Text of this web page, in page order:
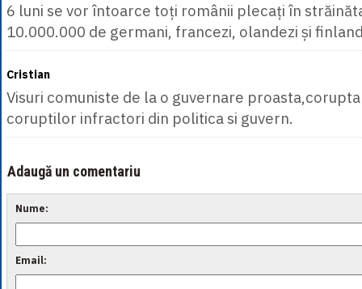
6 luni se vor întoarce toți românii plecați în
10.000.000 de germani, francezi, olandezi și
Cristian
Visuri comuniste de la o guvernare
coruptilor infractori din politica si guvern.
Adaugă un comentariu
Nume:
Email: